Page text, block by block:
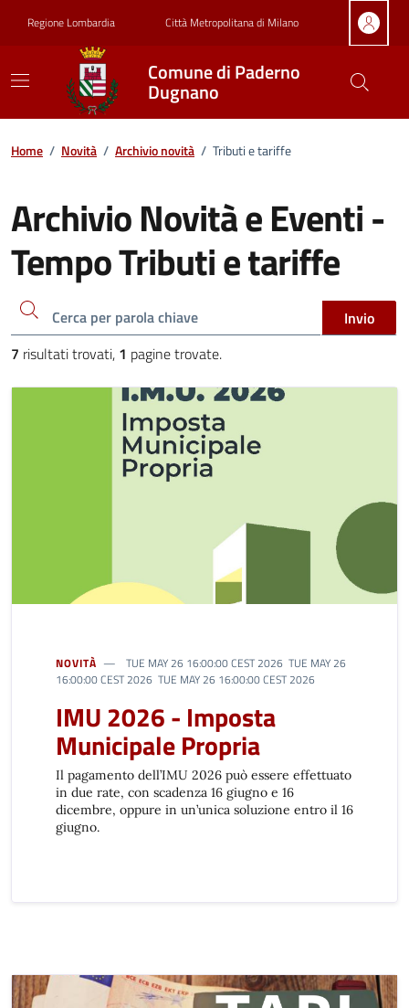
Regione Lombardia Città Metropolitana di Milano
Comune di Paderno
Dugnano
Home / Novità / Archivio novità / Tributi e tariffe
Archivio Novità e Eventi -
Tempo Tributi e tariffe
Cerca una parola chiave
Invio
7 risultati trovati, 1 pagine trovate.
NOVITÀ
TUE MAY 26 16:00:00 CEST 2026 TUE MAY 26
16:00:00 CEST 2026 TUE MAY 26 16:00:00 CEST 2026
IMU 2026 - Imposta
Municipale Propria
Il pagamento dell’IMU 2026 può essere effettuato
in due rate, con scadenza 16 giugno e 16
dicembre, oppure in un’unica soluzione entro il 16
giugno.